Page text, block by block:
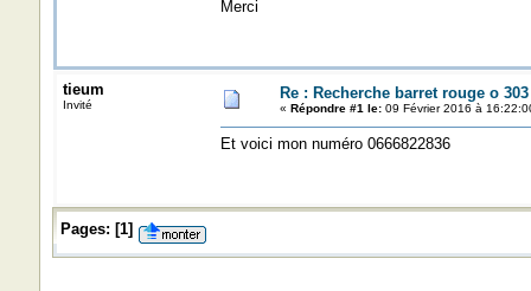
Merci
tieum
Invité
Re : Recherche barret rouge o 303
« Répondre #1 le:09 Février 2016 à
Et voici mon numéro 0666822836
Pages: [1]